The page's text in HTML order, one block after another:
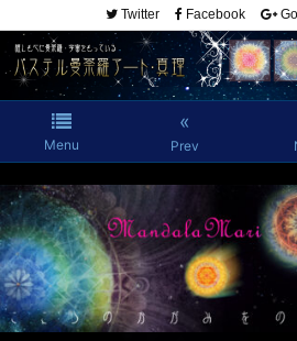
Menu
«
Prev
Twitter Facebook